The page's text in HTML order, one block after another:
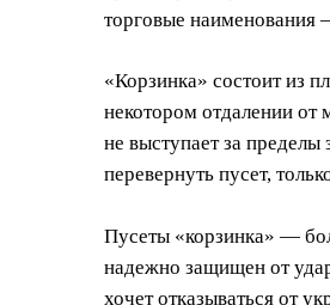
торговые наименования
«Корзинка» состоит из
некотором отдалении от
не выступает за
перевернуть пусет,
Пусеты «корзинка» —
надежно защищен от
хочет отказываться от